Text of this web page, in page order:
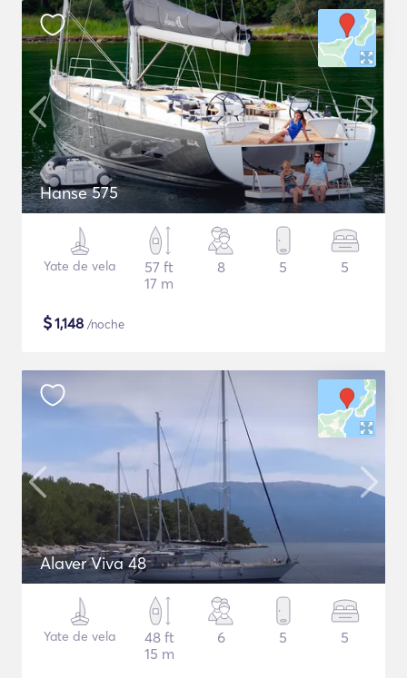
Hanse 575
Yate de vela
57 ft
17 m
8 5 5
$1,148 /noche
Alaver Viva 48
Yate de vela
48 ft
15 m
6 5 5